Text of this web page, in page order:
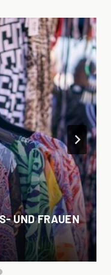
UND FRAUEN